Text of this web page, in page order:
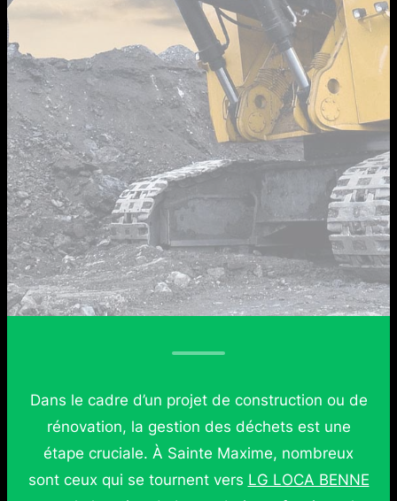
Dans le cadre d’un projet de construction ou de
rénovation, la gestion des déchets est une
étape cruciale. À Sainte Maxime, nombreux
sont ceux qui se tournent vers LG LOCA BENNE